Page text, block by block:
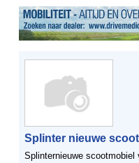
Splinter nieuwe
Splinternieuwe scootmobiel